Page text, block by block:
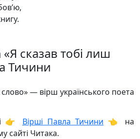
сказав тобі лиш
Тичини
— вірш українського поета
👉 Вірші Павла Тичини 👈 на
сайті Читака.